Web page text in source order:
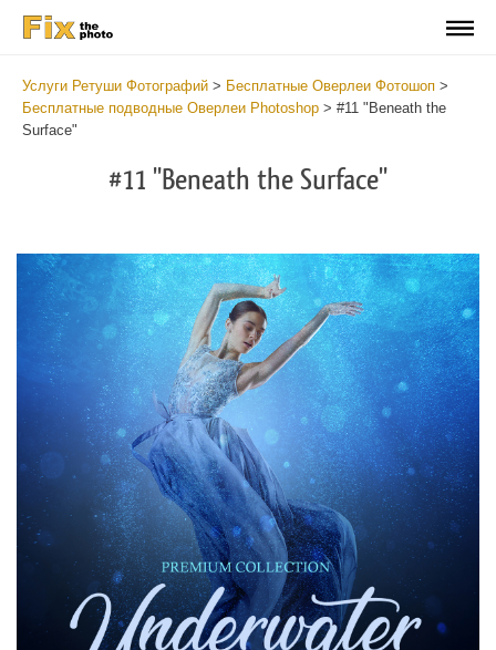
Услуги Ретуши Фотографий > Бесплатные Оверлеи Фотошоп >
Бесплатные подводные Оверлеи Photoshop > #11 "Beneath the
Surface"
#11 "Beneath the Surface"
Выберите Вариант
Free Photoshop Overlay #11
Small 800*533px